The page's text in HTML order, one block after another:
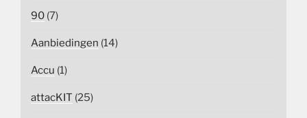
90 (7)
Aanbiedingen (14)
Accu (1)
attacKIT (25)